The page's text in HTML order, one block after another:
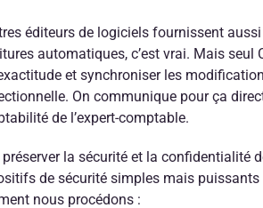
éditeurs de logiciels fournissent
automatiques, c’est vrai. Mais seul
et synchroniser les
On communique pour ça
de l’expert-comptable.
préserver la sécurité et la confidentialité
de sécurité simples mais
nous procédons :